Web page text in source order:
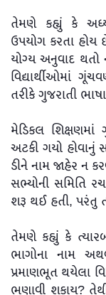
તેમણે કહ્યું કે
ઉપયોગ કરતા હોય
યોગ્ય અનુવાદ થતો
વિદ્યાર્થીઓમાં
તરીકે ગુજરાતી
મેડિકલ શિક્ષણમાં
અટકી ગયો
ડીને નામ જાહેર ન
સભ્યોની સમિતિ
શરૂ થઈ હતી, પરંતુ
તેમણે કહ્યું કે
ભાગોના નામ
પ્રમાણભૂત થયેલા
ભણાવી શકાય?